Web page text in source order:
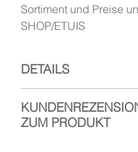
Sortiment und Preise
SHOP/ETUIS
DETAILS
Holz und Stoff.
Länge geschlossen
ZUM PRODUKT